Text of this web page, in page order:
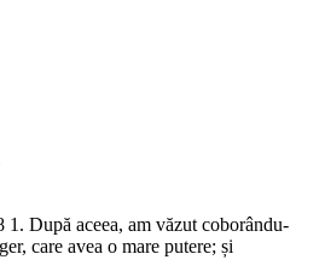
După aceea, am văzut coborându-
care avea o mare putere; și